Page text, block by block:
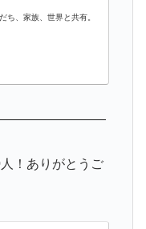
ち、家族、世界と共有。
！ありがとうご